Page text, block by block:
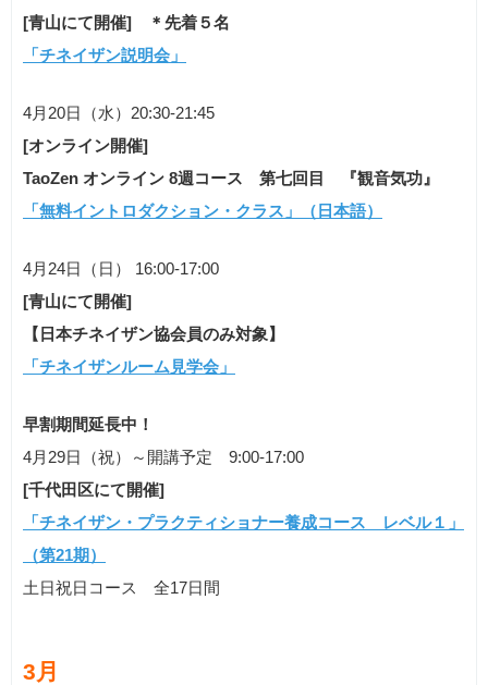
[青山にて開催] ＊先着５名
「チネイザン説明会」
4月20日（水）20:30-21:45
[オンライン開催]
TaoZen オンライン 8週コース 第七回目 『観音気功』
「無料イントロダクション・クラス」（日本語）
4月24日（日） 16:00-17:00
[青山にて開催]
【日本チネイザン協会員のみ対象】
「チネイザンルーム見学会」
早割期間延長中！
4月29日（祝）～開講予定 9:00-17:00
[千代田区にて開催]
「チネイザン・プラクティショナー養成コース レベル１」
（第21期）
土日祝日コース 全17日間
3月